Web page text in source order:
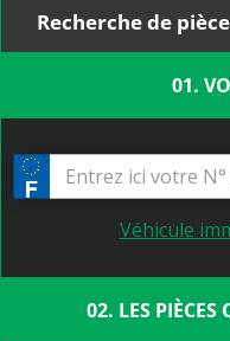
Recherche de
01.
Véhicule
02. LES PIÈCES